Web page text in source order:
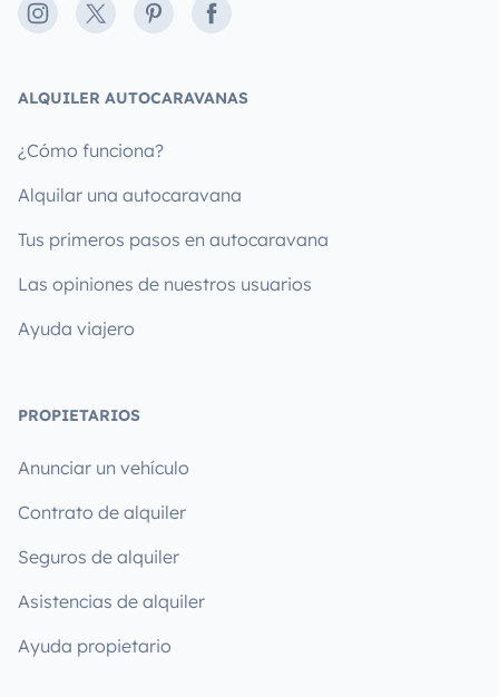
Instagram
X PinterestFacebook
ALQUILER AUTOCARAVANAS
¿Cómo funciona?
Alquilar una autocaravana
Tus primeros pasos en autocaravana
Las opiniones de nuestros usuarios
Ayuda viajero
PROPIETARIOS
Anunciar un vehículo
Contrato de alquiler
Seguros de alquiler
Asistencias de alquiler
Ayuda propietario